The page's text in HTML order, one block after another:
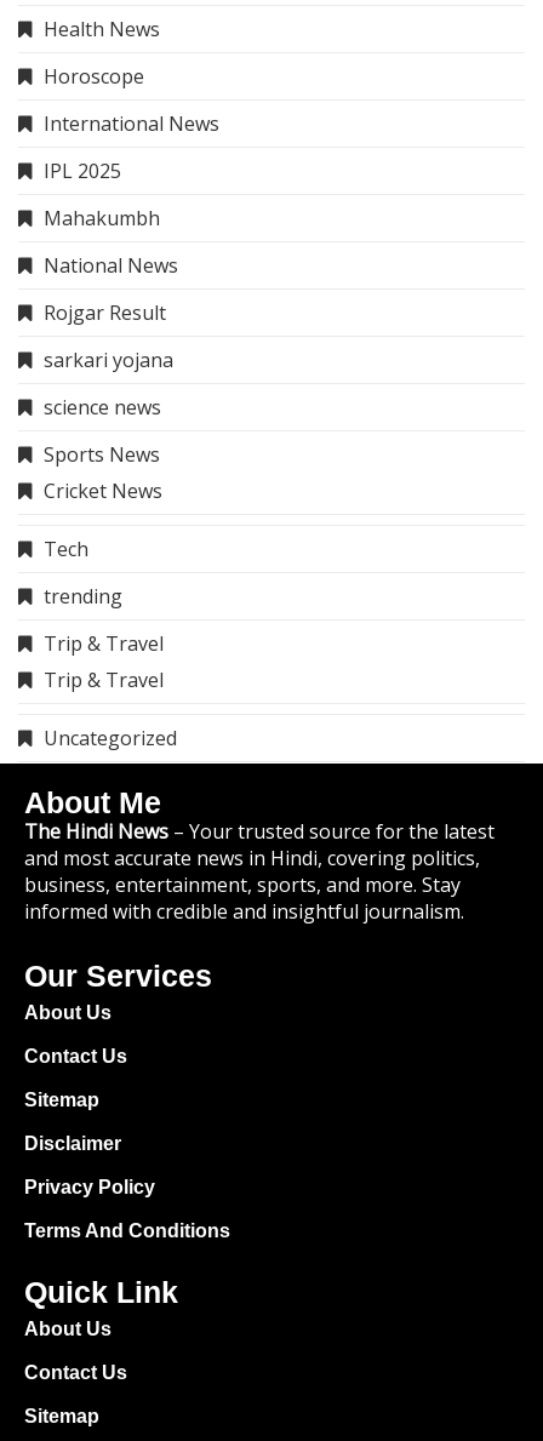
Health News
Horoscope
International News
IPL 2025
Mahakumbh
National News
Rojgar Result
sarkari yojana
science news
Sports News
Cricket News
Tech
trending
Trip & Travel
Trip & Travel
Uncategorized
About Me
The Hindi News – Your trusted source for the latest
and most accurate news in Hindi, covering politics,
business, entertainment, sports, and more. Stay
informed with credible and insightful journalism.
Our Services
About Us
Contact Us
Sitemap
Disclaimer
Privacy Policy
Terms And Conditions
Quick Link
About Us
Contact Us
Sitemap